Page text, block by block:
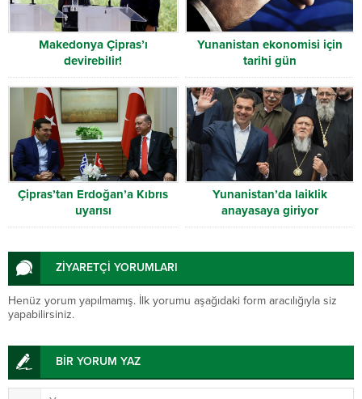
Makedonya Çipras’ı
devirebilir!
Yunanistan ekonomisi için
tarihi gün
Çipras’tan Erdoğan’a Kıbrıs
uyarısı
Yunanistan’da laiklik
anayasaya giriyor
ZİYARETÇİ YORUMLARI
Henüz yorum yapılmamış. İlk yorumu aşağıdaki form aracılığıyla siz
yapabilirsiniz.
BİR YORUM YAZ